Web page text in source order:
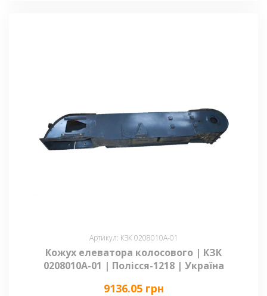
Артикул: КЗК 0208010А-01
Кожух елеватора колосового | КЗК
0208010А-01 | Полісся-1218 | Україна
9136.05 грн